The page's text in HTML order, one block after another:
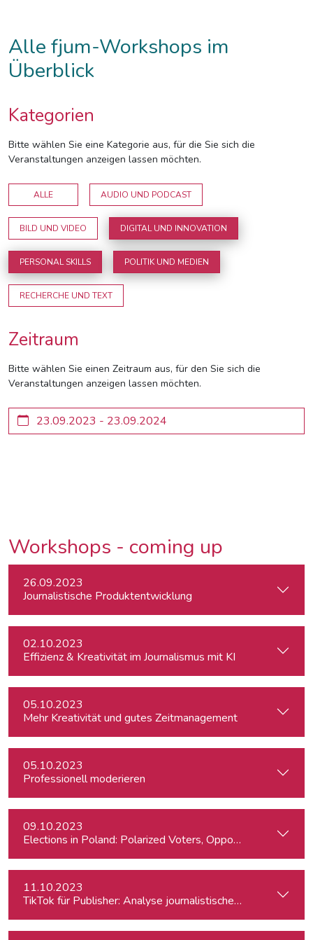
Alle fjum-Workshops im
Überblick
Kategorien
Bitte wählen Sie eine Kategorie aus, für die Sie sich die
Veranstaltungen anzeigen lassen möchten.
ALLE AUDIO UND PODCAST
BILD UND VIDEO DIGITAL UND INNOVATION
PERSONAL SKILLS POLITIK UND MEDIEN
RECHERCHE UND TEXT
Zeitraum
Bitte wählen Sie einen Zeitraum aus, für den Sie sich die
Veranstaltungen anzeigen lassen möchten.
Workshops - coming up
26.09.2023
Journalistische Produktentwicklung
02.10.2023
Effizienz & Kreativität im Journalismus mit KI
05.10.2023
Mehr Kreativität und gutes Zeitmanagement
05.10.2023
Professionell moderieren
09.10.2023
Elections in Poland: Polarized Voters, Opposing Policies,
11.10.2023
TikTok für Publisher: Analyse journalistischer Formate &